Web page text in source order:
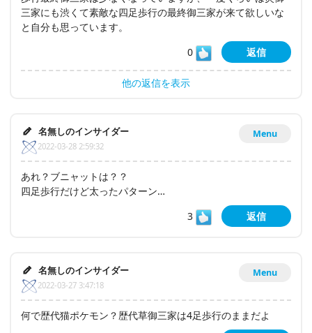
三家にも渋くて素敵な四足歩行の最終御三家が来て欲しいな
と自分も思っています。
0
返信
他の返信を表示
Menu
名無しのインサイダー
2022-03-28 2:59:32
あれ？ブニャットは？？
四足歩行だけど太ったパターン…
3
返信
Menu
名無しのインサイダー
2022-03-27 3:47:18
何で歴代猫ポケモン？歴代草御三家は4足歩行のままだよ